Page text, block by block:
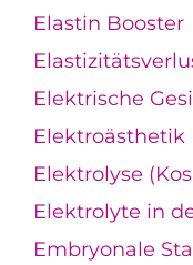
Elastin Booster
Elektrische
Elektroästhetik
Elektrolyse
Elektrolyte in
Embryonale